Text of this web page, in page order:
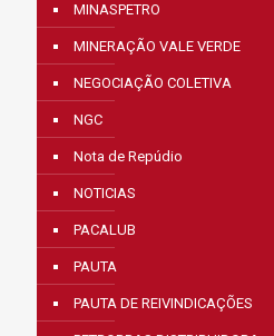
MINASPETRO
MINERAÇÃO VALE VERDE
NEGOCIAÇÃO COLETIVA
NGC
Nota de Repúdio
NOTICIAS
PACALUB
PAUTA
PAUTA DE REIVINDICAÇÕES